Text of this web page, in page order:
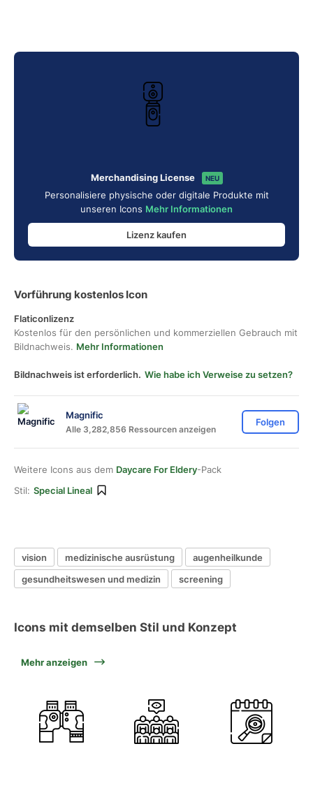
Merchandising License NEU
Personalisiere physische oder digitale Produkte mit
unseren Icons Mehr Informationen
Lizenz kaufen
Vorführung kostenlos Icon
Flaticonlizenz
Kostenlos für den persönlichen und kommerziellen Gebrauch mit
Bildnachweis. Mehr Informationen
Bildnachweis ist erforderlich. Wie habe ich Verweise zu setzen?
Magnific
Alle 3,282,856 Ressourcen anzeigen
Folgen
Weitere Icons aus dem Daycare For Eldery-Pack
Stil: Special Lineal
vision medizinische ausrüstung
augenheilkunde
gesundheitswesen und medizin
screening
Icons mit demselben Stil und Konzept
Mehr anzeigen